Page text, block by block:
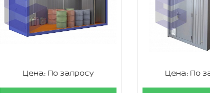
Цена: По запросу Цена: По